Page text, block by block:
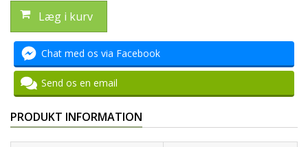
Læg i kurv
Chat med os via Facebook
Send os en email
PRODUKT INFORMATION